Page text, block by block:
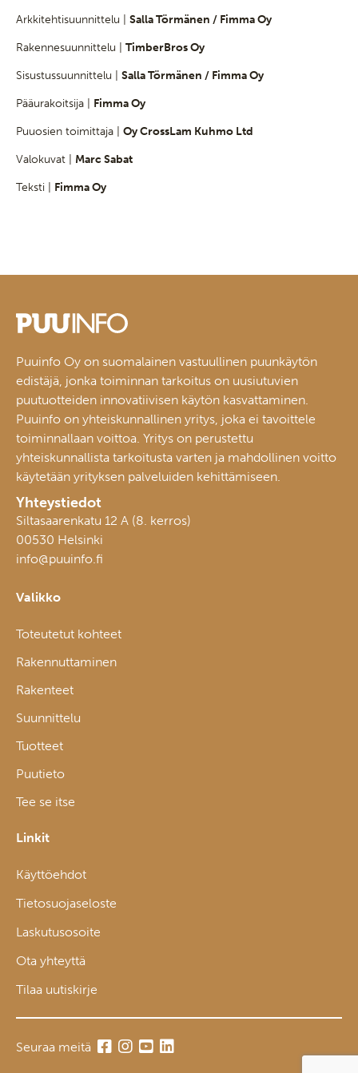
Arkkitehtisuunnittelu | Salla Törmänen / Fimma Oy
Rakennesuunnittelu | TimberBros Oy
Sisustussuunnittelu | Salla Törmänen / Fimma Oy
Pääurakoitsija | Fimma Oy
Puuosien toimittaja | Oy CrossLam Kuhmo Ltd
Valokuvat | Marc Sabat
Teksti | Fimma Oy
Puuinfo Oy on suomalainen vastuullinen puunkäytön
edistäjä, jonka toiminnan tarkoitus on uusiutuvien
puutuotteiden innovatiivisen käytön kasvattaminen.
Puuinfo on yhteiskunnallinen yritys, joka ei tavoittele
toiminnallaan voittoa. Yritys on perustettu
yhteiskunnallista tarkoitusta varten ja mahdollinen voitto
käytetään yrityksen palveluiden kehittämiseen.
Yhteystiedot
Siltasaarenkatu 12 A (8. kerros)
00530 Helsinki
info@puuinfo.fi
Valikko
Toteutetut kohteet
Rakennuttaminen
Rakenteet
Suunnittelu
Tuotteet
Puutieto
Tee se itse
Linkit
Käyttöehdot
Tietosuojaseloste
Laskutusosoite
Ota yhteyttä
Tilaa uutiskirje
Seuraa meitä